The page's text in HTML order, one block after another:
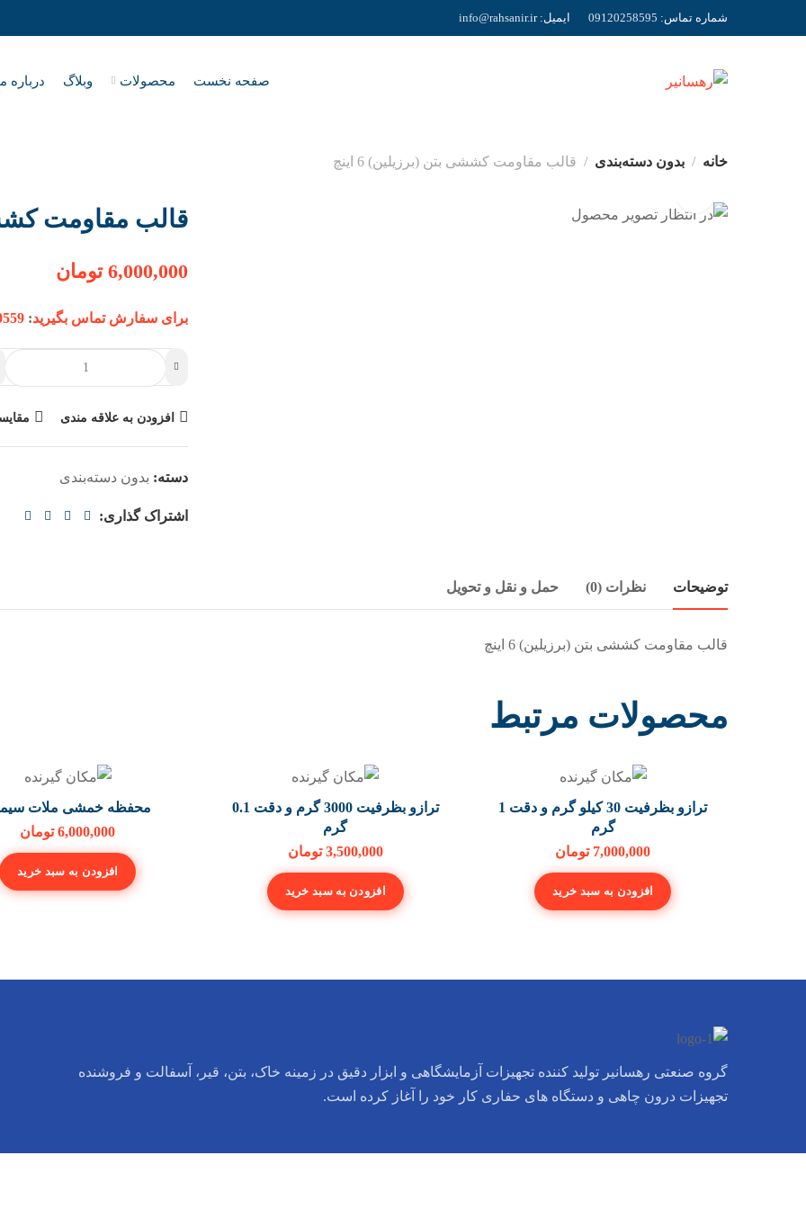
شماره تماس: 09120258595 ایمیل: info@rahsanir.ir
صفحه نخست محصولات وبلاگ درباره
خانه بدون دسته‌بندی قالب مقاومت کششی بتن (برزیلین) 6 اینچ
قالب مقاومت کششی
6,000,000 تومان
برای سفارش تماس بگیرید:
افزودن به علاقه مندی
دسته: بدون دسته‌بندی
اشتراک گذاری:
توضیحات نظرات (0) حمل و نقل و تحویل
قالب مقاومت کششی بتن (برزیلین) 6 اینچ
محصولات مرتبط
ترازو بظرفیت 30 کیلو گرم و دقت 1
گرم
7,000,000 تومان
افزودن به سبد خرید
ترازو بظرفیت 3000 گرم و دقت 0.1
گرم
3,500,000 تومان
افزودن به سبد خرید
محفظه خمشی ملات
6,000,000 تومان
افزودن به سبد خرید
گروه صنعتی رهسانیر تولید کننده تجهیزات آزمایشگاهی و ابزار دقیق در زمینه خاک، بتن، قیر، آسفالت و فروشنده
تجهیزات درون چاهی و دستگاه های حفاری کار خود را آغاز کرده است.